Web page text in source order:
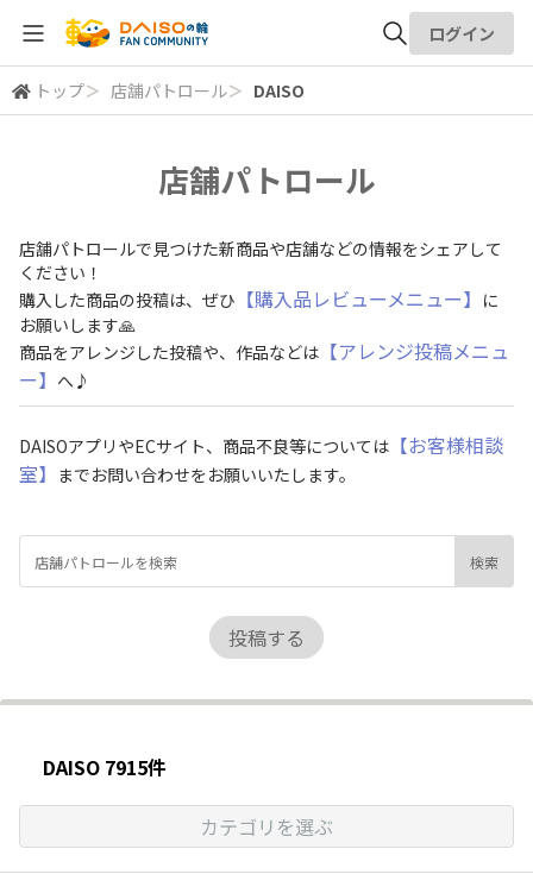
全体検索
ログイン
トップ＞ 店舗パトロール＞ DAISO
店舗パトロール
店舗パトロールで見つけた新商品や店舗などの情報をシェアして
ください！
購入した商品の投稿は、ぜひ 【購入品レビューメニュー】 に
お願いします🙏
商品をアレンジした投稿や、作品などは 【アレンジ投稿メニュ
ー】 へ♪
DAISOアプリやECサイト、商品不良等については 【お客様相談
室】 までお問い合わせをお願いいたします。
投稿する
DAISO 7915件
カテゴリを選ぶ